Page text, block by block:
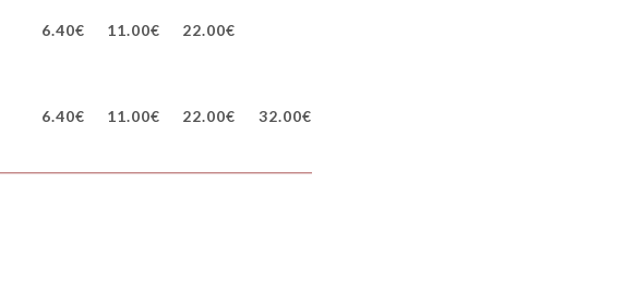
6.40€ 11.00€ 22.00€
6.40€ 11.00€ 22.00€ 32.00€